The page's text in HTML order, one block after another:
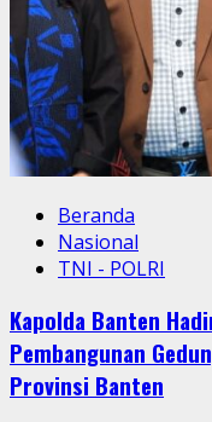
Beranda
Nasional
TNI - POLRI
Kapolda Banten
Pembangunan
Provinsi Banten